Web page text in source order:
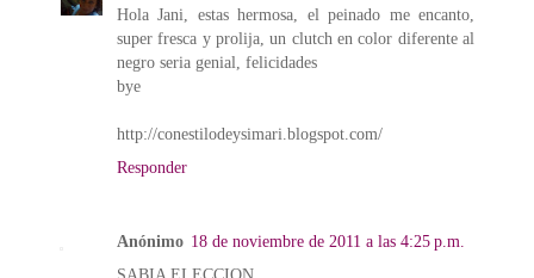
Hola Jani, estas hermosa, el peinado me encanto,
super fresca y prolija, un clutch en color diferente al
negro seria genial, felicidades
bye
http://conestilodeysimari.blogspot.com/
Responder
Anónimo 18 de noviembre de 2011 a las 4:25 p.m.